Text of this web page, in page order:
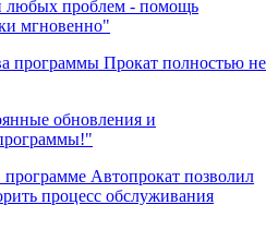
любых проблем - помощь
мгновенно"
программы Прокат полностью не
обновления и
программе Автопрокат позволил
процесс обслуживания